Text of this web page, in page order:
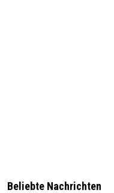
Beliebte Nachrichten